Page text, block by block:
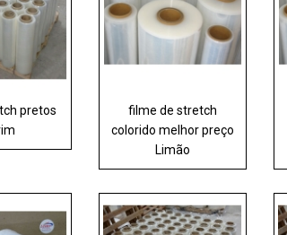
pretos
filme de stretch
colorido melhor preço
Limão